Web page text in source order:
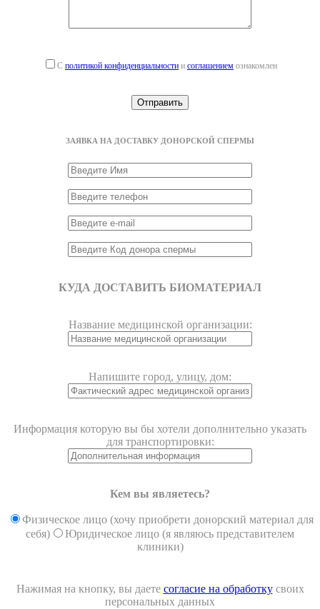
С политикой конфиденциальности и соглашением ознакомлен
ЗАЯВКА НА ДОСТАВКУ ДОНОРСКОЙ СПЕРМЫ
КУДА ДОСТАВИТЬ БИОМАТЕРИАЛ
Название медицинской организации:
Напишите город, улицу, дом:
Информация которую вы бы хотели дополнительно указать
для транспортировки:
Кем вы являетесь?
Физическое лицо (хочу приобрети донорский материал для
себя)
Юридическое лицо (я являюсь представителем
клиники)
Нажимая на кнопку, вы даете согласие на обработкусвоих
персональных данных